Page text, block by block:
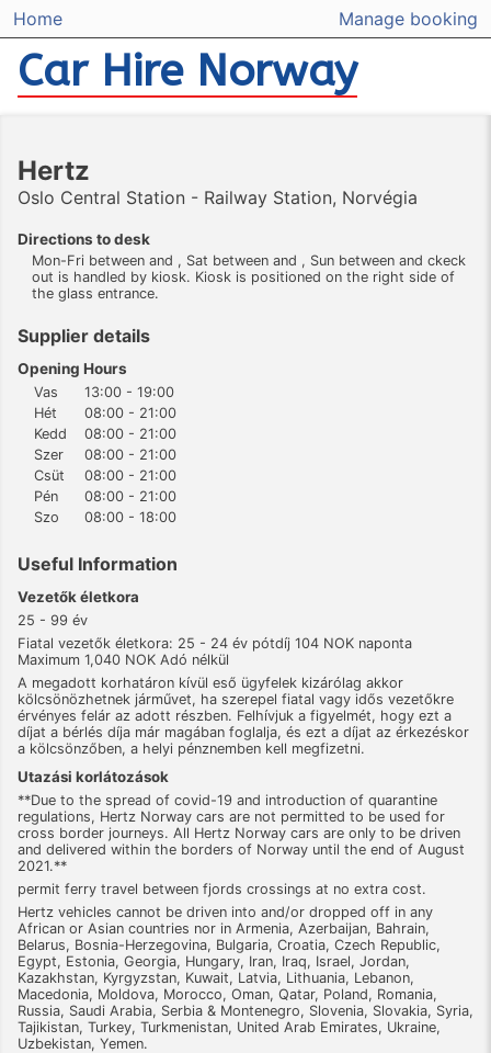
Home Manage booking
Car Hire Norway
Hertz
Oslo Central Station - Railway Station, Norvégia
Directions to desk
Mon-Fri between and , Sat between and , Sun between and ckeck
out is handled by kiosk. Kiosk is positioned on the right side of
the glass entrance.
Supplier details
Opening Hours
Vas
13:00 - 19:00
Hét
08:00 - 21:00
Kedd
08:00 - 21:00
Szer
08:00 - 21:00
Csüt
08:00 - 21:00
Pén
08:00 - 21:00
Szo
08:00 - 18:00
Useful Information
Vezetők életkora
25 - 99 év
Fiatal vezetők életkora: 25 - 24 év pótdíj 104 NOK naponta
Maximum 1,040 NOK Adó nélkül
A megadott korhatáron kívül eső ügyfelek kizárólag akkor
kölcsönözhetnek járművet, ha szerepel fiatal vagy idős vezetőkre
érvényes felár az adott részben. Felhívjuk a figyelmét, hogy ezt a
díjat a bérlés díja már magában foglalja, és ezt a díjat az érkezéskor
a kölcsönzőben, a helyi pénznemben kell megfizetni.
Utazási korlátozások
**Due to the spread of covid-19 and introduction of quarantine
regulations, Hertz Norway cars are not permitted to be used for
cross border journeys. All Hertz Norway cars are only to be driven
and delivered within the borders of Norway until the end of August
2021.**
permit ferry travel between fjords crossings at no extra cost.
Hertz vehicles cannot be driven into and/or dropped off in any
African or Asian countries nor in Armenia, Azerbaijan, Bahrain,
Belarus, Bosnia-Herzegovina, Bulgaria, Croatia, Czech Republic,
Egypt, Estonia, Georgia, Hungary, Iran, Iraq, Israel, Jordan,
Kazakhstan, Kyrgyzstan, Kuwait, Latvia, Lithuania, Lebanon,
Macedonia, Moldova, Morocco, Oman, Qatar, Poland, Romania,
Russia, Saudi Arabia, Serbia & Montenegro, Slovenia, Slovakia, Syria,
Tajikistan, Turkey, Turkmenistan, United Arab Emirates, Ukraine,
Uzbekistan, Yemen.